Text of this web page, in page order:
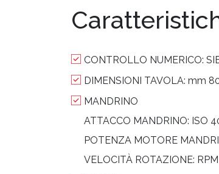
CONTROLLO NUMERICO:
DIMENSIONI TAVOLA: mm
MANDRINO
ATTACCO MANDRINO: ISO
POTENZA MOTORE
VELOCITÀ ROTAZIONE: